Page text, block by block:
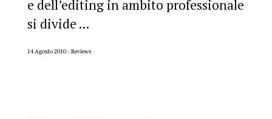
e dell’editing in ambito professionale
si divide ...
14 Agosto 2010 Reviews